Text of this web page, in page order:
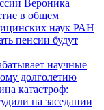
Вероника
в общем
наук РАН
пенсии будут
научные
долголетию
катастроф:
на заседании